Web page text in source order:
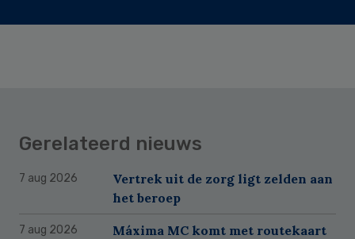
Gerelateerd nieuws
7 aug 2026
Vertrek uit de zorg ligt zelden aan
het beroep
7 aug 2026
Máxima MC komt met routekaart